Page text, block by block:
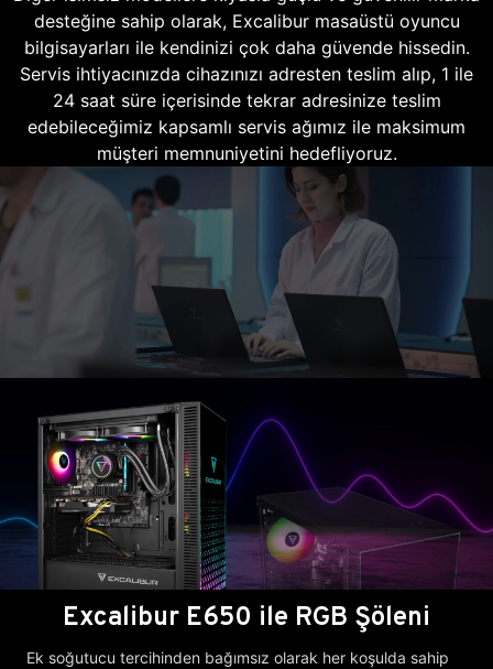
desteğine sahip olarak, Excalibur masaüstü oyuncu
bilgisayarları ile kendinizi çok daha güvende hissedin.
Servis ihtiyacınızda cihazınızı adresten teslim alıp, 1 ile
24 saat süre içerisinde tekrar adresinize teslim
edebileceğimiz kapsamlı servis ağımız ile maksimum
müşteri memnuniyetini hedefliyoruz.
Excalibur E650 ile RGB Şöleni
Ek soğutucu tercihinden bağımsız olarak her koşulda sahip